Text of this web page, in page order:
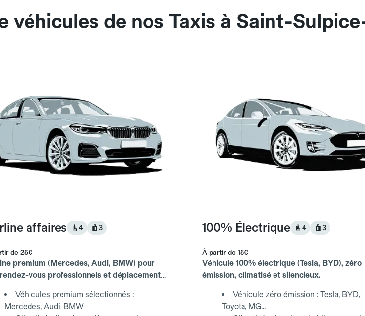
véhicules de nos Taxis à Saint-
affaires 4 3
de 25€
premium (Mercedes, Audi, BMW) pour
vous professionnels et déplacements
Véhicules premium sélectionnés :
Mercedes, Audi, BMW
100% Électrique 4 3
À partir de 15€
Véhicule 100% électrique (Tesla, BYD), zéro
émission, climatisé et silencieux.
Véhicule zéro émission : Tesla, BYD,
Toyota, MG...